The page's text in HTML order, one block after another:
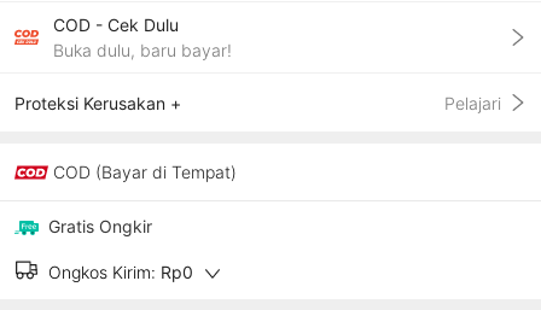
COD - Cek Dulu
Buka dulu, baru bayar!
Proteksi Kerusakan + Pelajari
COD (Bayar di Tempat)
Gratis Ongkir
Ongkos Kirim: Rp0